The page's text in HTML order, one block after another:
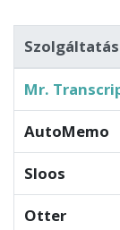
Mr.
AutoMemo
Sloos
Otter